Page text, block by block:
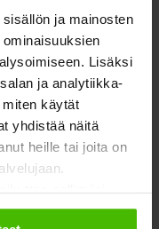
ja mainosten
Lisäksi
ja analytiikka-
käytät
yhdistää näitä
heille tai joita on
sallimiisi
pitää lopettaa
tarkastella
ennustetaan
finanssipolitiikan